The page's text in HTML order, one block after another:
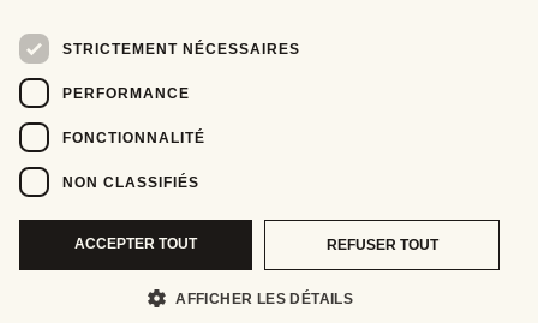
STRICTEMENT NÉCESSAIRES
PERFORMANCE
FONCTIONNALITÉ
NON CLASSIFIÉS
ACCEPTER TOUT REFUSER TOUT
AFFICHER LES DÉTAILS